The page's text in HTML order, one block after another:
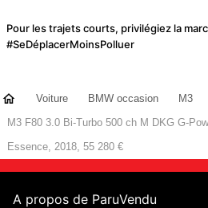
Pour les trajets courts, privilégiez la
#SeDéplacerMoinsPolluer
Voiture BMW occasion M3
M3 F80 3.0 Bi-Turbo 500 ch M DKG G-
Essence, 2018, 55 280 €
A propos de ParuVendu